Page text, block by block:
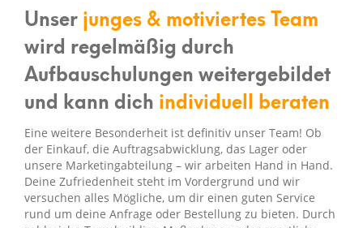
Unserjunges & motiviertes Team
wird regelmäßig durch
Aufbauschulungen weitergebildet
und kann dich individuell beraten
Eine weitere Besonderheit ist definitiv unser Team! Ob
der Einkauf, die Auftragsabwicklung, das Lager oder
unsere Marketingabteilung – wir arbeiten Hand in Hand.
Deine Zufriedenheit steht im Vordergrund und wir
versuchen alles Mögliche, um dir einen guten Service
rund um deine Anfrage oder Bestellung zu bieten. Durch